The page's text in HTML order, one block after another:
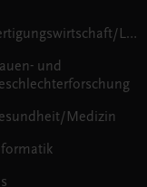
Fertigungswirtschaft/Logistik
und
Medizin